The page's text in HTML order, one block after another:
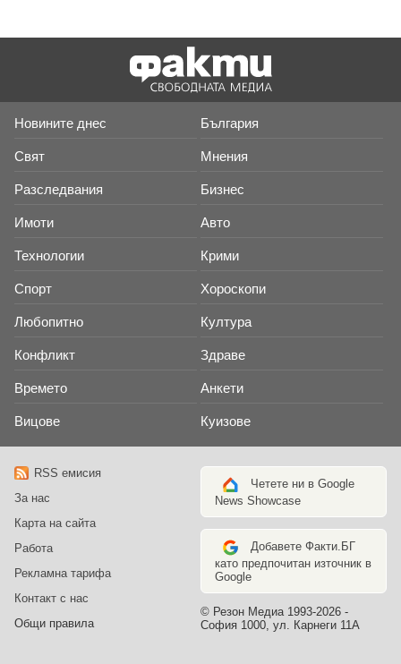
Новините днес България
Свят Мнения
Разследвания Бизнес
Имоти Авто
Технологии Крими
Спорт Хороскопи
Любопитно Култура
Конфликт Здраве
Времето Анкети
Вицове Куизове
RSS емисия
За нас
Карта на сайта
Работа
Рекламна тарифа
Контакт с нас
Общи правила
Четете ни в Google
News Showcase
Добавете Факти.БГ
като предпочитан източник в
Google
© Резон Медиа 1993-2026 -
София 1000, ул. Карнеги 11А